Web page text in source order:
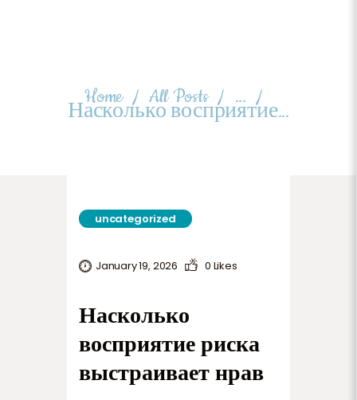
Home All Posts ...
Насколько восприятие...
PRIVACY POLICY
TERMS AND CONDITIONS
uncategorized
January 19, 2026 0 Likes
Насколько
восприятие риска
выстраивает нрав